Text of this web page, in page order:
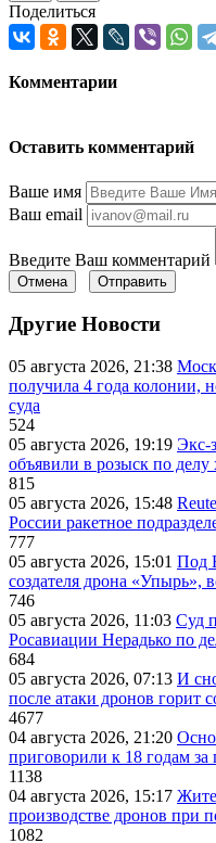
Поделиться
Комментарии
Оставить комментарий
Ваше имя
Ваш email
Введите Ваш комментарий
Отмена Отправить
Другие Новости
05 августа 2026, 21:38
получила 4 года колонии,
суда
524
05 августа 2026, 19:19 Экс-
объявили в розыск по
815
05 августа 2026, 15:48
России ракетное
777
05 августа 2026, 15:01 Под
создателя дрона «Упырь»,
746
05 августа 2026, 11:03 Суд
Росавиации Нерадько по
684
05 августа 2026, 07:13 И
после атаки дронов горит
4677
04 августа 2026, 21:20
приговорили к 18 годам
1138
04 августа 2026, 15:17
производстве дронов при
1082